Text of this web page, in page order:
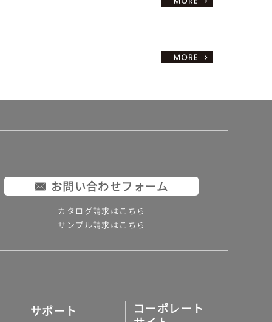
お問い合わせフォーム
カタログ請求はこちら
サンプル請求はこちら
サポート
コーポレート